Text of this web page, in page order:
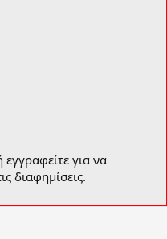
για να
διαφημίσεις.